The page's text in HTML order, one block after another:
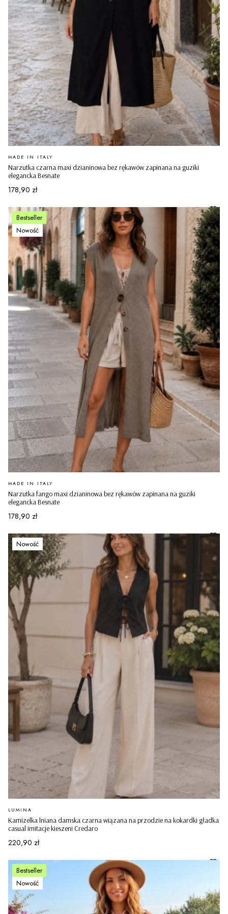
Narzutka czarna maxi dzianinowa bez rękawów zapinana na guziki
elegancka Besnate
PRODUCENT
MADE IN ITALY
Cena
178,90 zł
Bestseller
Nowość
Narzutka fango maxi dzianinowa bez rękawów zapinana na guziki
elegancka Besnate
PRODUCENT
MADE IN ITALY
Cena
178,90 zł
Nowość
Kamizelka lniana damska czarna wiązana na przodzie na kokardki gładka
casual imitacje kieszeni Credaro
PRODUCENT
LUMINA
Cena
220,90 zł
Bestseller
Nowość